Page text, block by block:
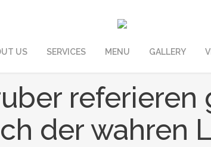
US SERVICES MENU GALLERY
referieren
der wahren